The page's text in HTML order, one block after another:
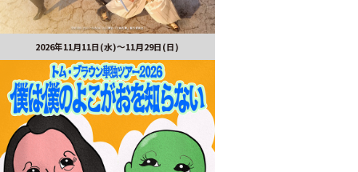
2026年11月11日(水)～11月29日(日)